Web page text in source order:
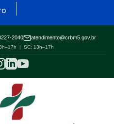
2040 atendimento@crbm5.gov.br
| SC: 13h–17h